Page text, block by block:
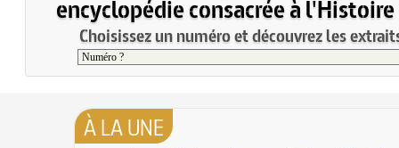
encyclopédie consacrée à l'Histoire
Choisissez un numéro et découvrez les
À LA UNE